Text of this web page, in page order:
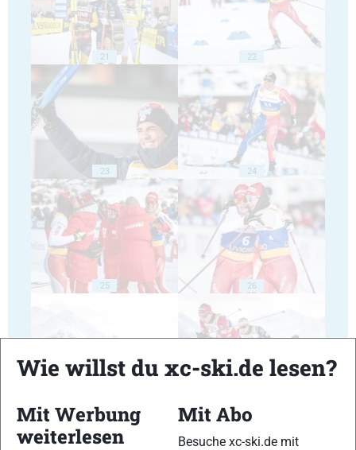
21 22
23 24
25 26
Wie willst du xc-ski.de lesen?
Mit Werbung
weiterlesen
Mit Abo
Besuche xc-ski.de mit